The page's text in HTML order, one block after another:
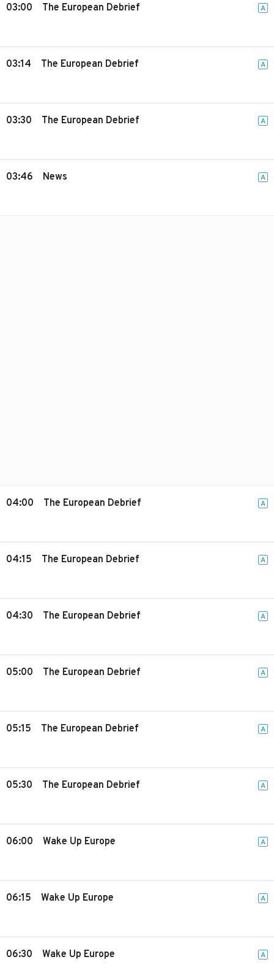
03:00 The European Debrief A
03:14 The European Debrief A
03:30 The European Debrief A
03:46 News A
04:00 The European Debrief A
04:15 The European Debrief A
04:30 The European Debrief A
05:00 The European Debrief A
05:15 The European Debrief A
05:30 The European Debrief A
06:00 Wake Up Europe A
06:15 Wake Up Europe A
06:30 Wake Up Europe A